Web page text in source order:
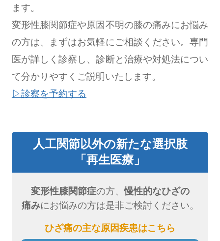
ます。
変形性膝関節症や原因不明の膝の痛みにお悩み
の方は、まずはお気軽にご相談ください。専門
医が詳しく診察し、診断と治療や対処法につい
て分かりやすくご説明いたします。
︎▷診察を予約する
人工関節以外の新たな選択肢
「再生医療」
変形性膝関節症の方、慢性的なひざの
痛みにお悩みの方は是非ご検討ください。
ひざ痛の主な原因疾患はこちら